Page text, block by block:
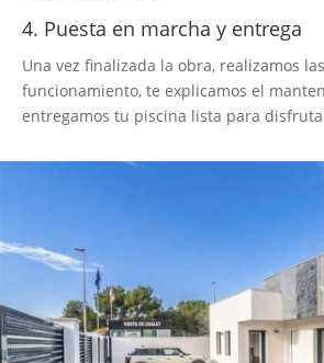
4. Puesta en marcha y entrega
Una vez finalizada la obra, realizamos
funcionamiento, te explicamos el
entregamos tu piscina lista para